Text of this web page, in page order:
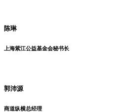
陈琳
上海紫江公益基金会秘书长
郭沛源
商道纵横总经理